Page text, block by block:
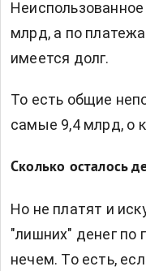
млрд, а по
имеется долг.
То есть общие
самые 9,4 млрд, о
Сколько осталось
Но не платят и
"лишних" денег по
нечем. То есть,